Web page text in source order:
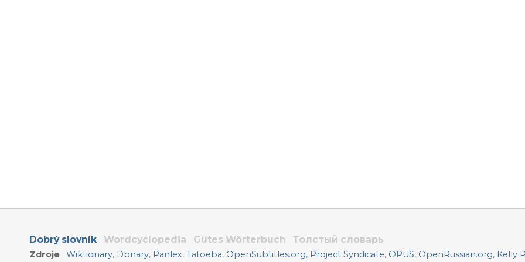
Dobrý slovník Wordcyclopedia Gutes Wörterbuch Толстый словарь
Zdroje Wiktionary, Dbnary, Panlex,Tatoeba, OpenSubtitles.org, Project Syndicate, OPUS, OpenRussian.org, Kelly